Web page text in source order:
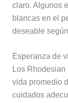
claro. Algunos
blancas en el
deseable
Esperanza de
Los
vida promedio
cuidados